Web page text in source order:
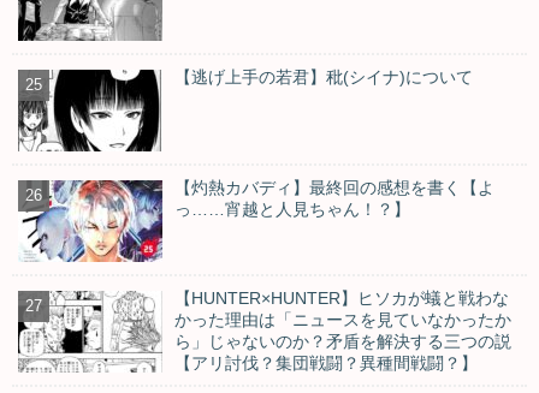
【逃げ上手の若君】秕(シイナ)について
【灼熱カバディ】最終回の感想を書く【よ
っ……宵越と人見ちゃん！？】
【HUNTER×HUNTER】ヒソカが蟻と戦わな
かった理由は「ニュースを見ていなかったか
ら」じゃないのか？矛盾を解決する三つの説
【アリ討伐？集団戦闘？異種間戦闘？】